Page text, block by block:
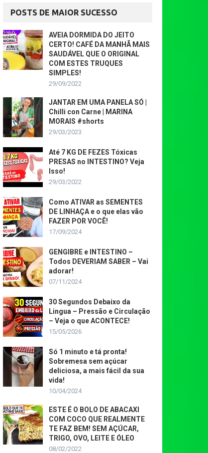
POSTS DE MAIOR SUCESSO
AVEIA DORMIDA DO JEITO
CERTO! CAFÉ DA MANHÃ MAIS
SAUDÁVEL QUE O ORIGINAL
COM ESTES TRUQUES
SIMPLES!
29/09/2022
JANTAR EM UMA PANELA SÓ |
Chilli con Carne | MARINA
MORAIS #shorts
29/03/2023
Até 7 KG DE FEZES Tóxicas
PRESAS no INTESTINO? Veja
Isso!
29/03/2022
Como ATIVAR as SEMENTES
DE LINHAÇA e o que elas vão
FAZER POR VOCÊ!
17/09/2024
GENGIBRE e INTESTINO –
Todos DEVERIAM SABER – Vai
adorar!
07/11/2024
30 Segundos Debaixo da
Lingua – Pressão e Circulação
– Veja o que ACONTECE!
15/05/2026
Só 1 minuto e tá pronta!
Sobremesa sem açúcar
deliciosa, a mais fácil da sua
vida!
10/04/2024
ESTE É O BOLO DE ABACAXI
COM COCO QUE REALMENTE
TE FAZ BEM! SEM AÇÚCAR,
TRIGO, OVO, LEITE E ÓLEO
08/02/2022